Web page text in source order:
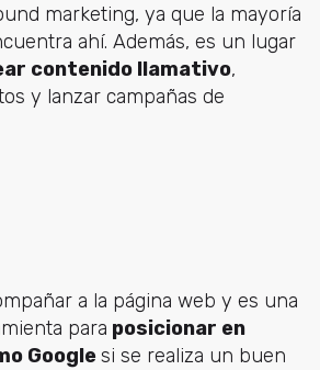
marketing, ya que la mayoría
ahí. Además, es un lugar
contenido llamativo,
y lanzar campañas de
a la página web y es una
para posicionar en
Googlesi se realiza un buen